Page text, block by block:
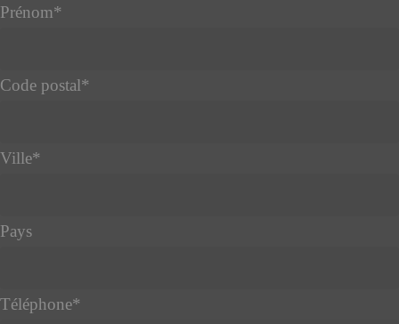
Prénom*
Code postal*
Ville*
Pays
Téléphone*